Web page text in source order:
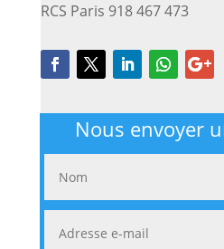
RCS Paris 918 467 473
Nous envoyer